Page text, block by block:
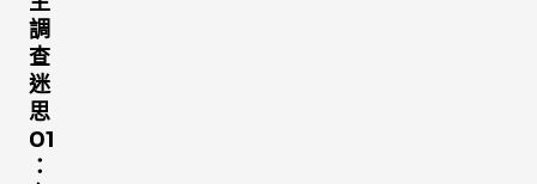
調
查
迷
思
01
：